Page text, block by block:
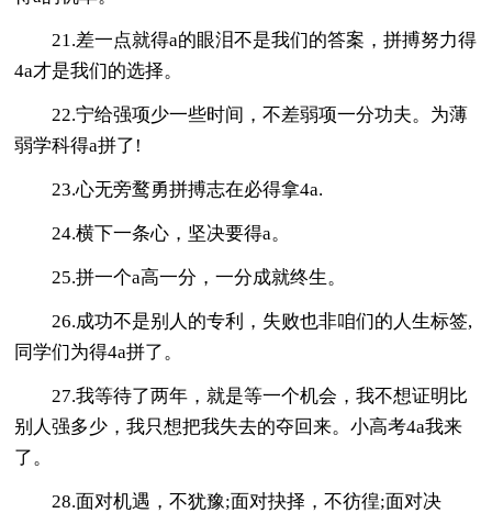
21.差一点就得a的眼泪不是我们的答案，拼搏努力得
4a才是我们的选择。
22.宁给强项少一些时间，不差弱项一分功夫。为薄
弱学科得a拼了!
23.心无旁鹜勇拼搏志在必得拿4a.
24.横下一条心，坚决要得a。
25.拼一个a高一分，一分成就终生。
26.成功不是别人的专利，失败也非咱们的人生标签,
同学们为得4a拼了。
27.我等待了两年，就是等一个机会，我不想证明比
别人强多少，我只想把我失去的夺回来。小高考4a我来
了。
28.面对机遇，不犹豫;面对抉择，不彷徨;面对决